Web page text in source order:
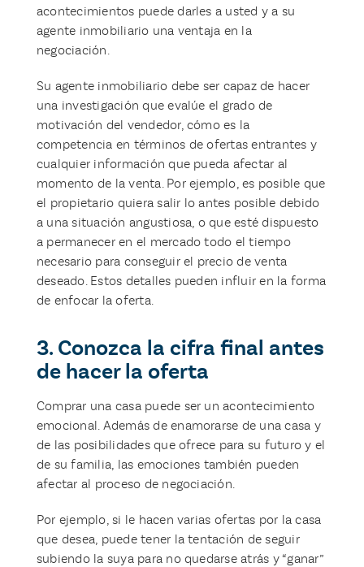
acontecimientos puede darles a usted y a su
agente inmobiliario una ventaja en la
negociación.
Su agente inmobiliario debe ser capaz de hacer
una investigación que evalúe el grado de
motivación del vendedor, cómo es la
competencia en términos de ofertas entrantes y
cualquier información que pueda afectar al
momento de la venta. Por ejemplo, es posible que
el propietario quiera salir lo antes posible debido
a una situación angustiosa, o que esté dispuesto
a permanecer en el mercado todo el tiempo
necesario para conseguir el precio de venta
deseado. Estos detalles pueden influir en la forma
de enfocar la oferta.
3. Conozca la cifra final antes
de hacer la oferta
Comprar una casa puede ser un acontecimiento
emocional. Además de enamorarse de una casa y
de las posibilidades que ofrece para su futuro y el
de su familia, las emociones también pueden
afectar al proceso de negociación.
Por ejemplo, si le hacen varias ofertas por la casa
que desea, puede tener la tentación de seguir
subiendo la suya para no quedarse atrás y “ganar”